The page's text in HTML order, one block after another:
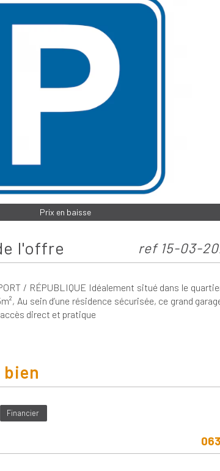
Prix en baisse
l'offre ref 15-03-
/ RÉPUBLIQUE Idéalement situé dans le
Au sein d’une résidence sécurisée, ce grand
direct et pratique
bien
Financier